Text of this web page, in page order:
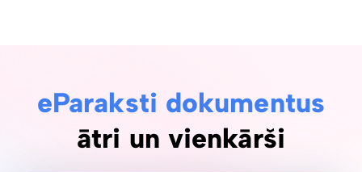
eParaksti dokumentus
ātri un vienkārši